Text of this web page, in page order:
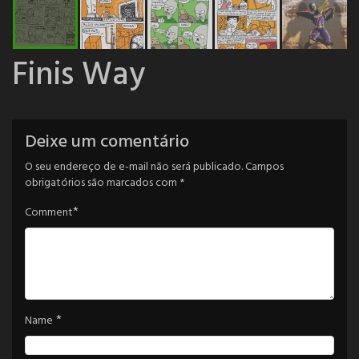
Finis Way
Deixe um comentário
O seu endereço de e-mail não será publicado.Campos
obrigatórios são marcados com *
Comment*
Name *